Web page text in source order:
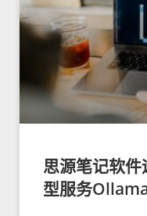
思源笔记软
型服务